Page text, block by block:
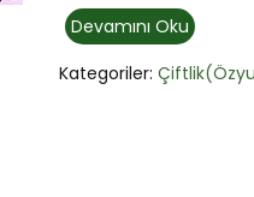
Devamını Oku
Kategoriler: